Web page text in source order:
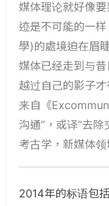
媒体理论就好像
迹是不可能的一
學)的處境迫在眉
媒体已经走到与
越过自己的影子
来自 《
沟通”，或译”去
考古学，新媒体领
2014年的标语包